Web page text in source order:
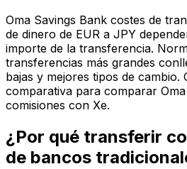
Oma Savings Bank costes de
de dinero de EUR a JPY
importe de la transferencia.
transferencias más grandes
bajas y mejores tipos de cambio.
comparativa para comparar
comisiones con Xe.
¿Por qué transferir
de bancos